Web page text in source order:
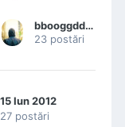
bbooggddaann
23 postări
15 Iun 2012
27 postări